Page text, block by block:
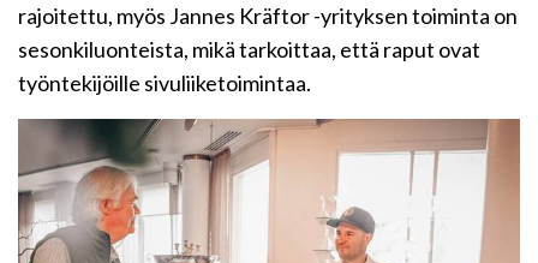
rajoitettu, myös Jannes Kräftor -yrityksen toiminta on
sesonkiluonteista, mikä tarkoittaa, että raput ovat
työntekijöille sivuliiketoimintaa.